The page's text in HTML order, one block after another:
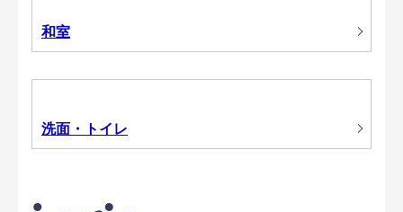
和室
洗面・トイレ